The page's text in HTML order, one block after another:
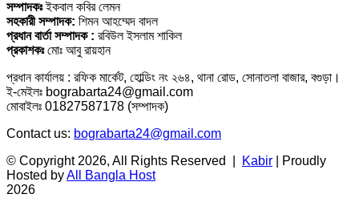
সম্পাদকঃইকবাল কবির লেমন
সহকারী সম্পাদক: শিমন আহম্মেদ বাদল
প্রধান বার্তা সম্পাদক : রবিউল ইসলাম শাকিল
প্রকাশকঃমোঃ আবু রায়হান
প্রধান কার্যালয় : রফিক মার্কেট, হোল্ডিং নং ২৬৪, থানা রোড, সোনাতলা বাজার, বগুড়া।
ই-মেইলঃ bograbarta24@gmail.com
মোবাইলঃ 01827587178 (সম্পাদক)
Contact us: bograbarta24@gmail.com
© Copyright 2026, All Rights Reserved |
Kabir | Proudly
Hosted byAll Bangla Host
2026